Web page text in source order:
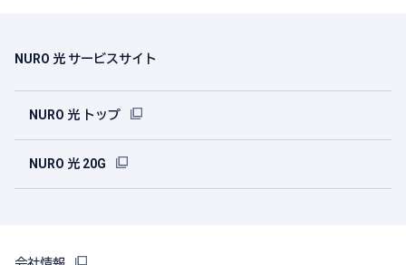
NURO 光 サービスサイト
NURO 光 トップ
NURO 光 20G